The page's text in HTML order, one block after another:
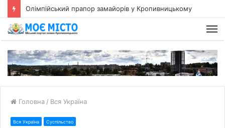
Олімпійський прапор замайорів у Кропивницькому
Головна / Вся Україна
Вся Україна Суспільство